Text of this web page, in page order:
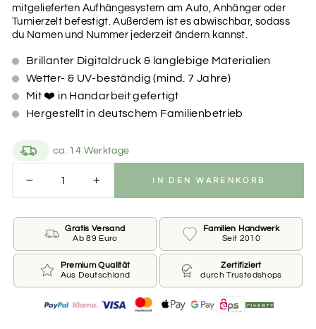
mitgelieferten Aufhängesystem am Auto, Anhänger oder
Turnierzelt befestigt. Außerdem ist es abwischbar, sodass
du Namen und Nummer jederzeit ändern kannst.
Brillanter Digitaldruck & langlebige Materialien
Wetter- & UV-beständig (mind. 7 Jahre)
Mit ❤️ in Handarbeit gefertigt
Hergestellt in deutschem Familienbetrieb
ca. 14 Werktage
IN DEN WARENKORB
Gratis Versand
Ab 89 Euro
Familien Handwerk
Seit 2010
Premium Qualität
Aus Deutschland
Zertifiziert
durch Trustedshops